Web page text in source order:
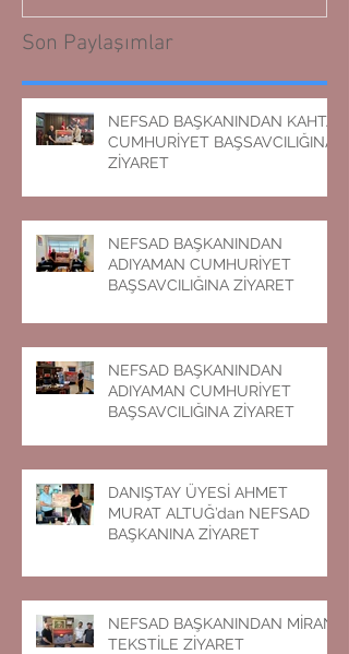
Son Paylaşımlar
NEFSAD BAŞKANINDAN KAHTA
CUMHURİYET BAŞSAVCILIĞINA
ZİYARET
NEFSAD BAŞKANINDAN
ADIYAMAN CUMHURİYET
BAŞSAVCILIĞINA ZİYARET
NEFSAD BAŞKANINDAN
ADIYAMAN CUMHURİYET
BAŞSAVCILIĞINA ZİYARET
DANIŞTAY ÜYESİ AHMET
MURAT ALTUĞ’dan NEFSAD
BAŞKANINA ZİYARET
NEFSAD BAŞKANINDAN MİRAN
TEKSTİLE ZİYARET